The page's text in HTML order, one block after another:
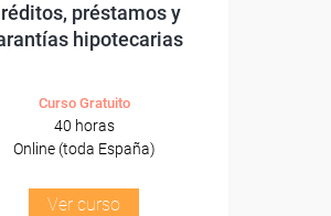
préstamos y
hipotecarias
Curso Gratuito
40 horas
Online (toda España)
Ver curso